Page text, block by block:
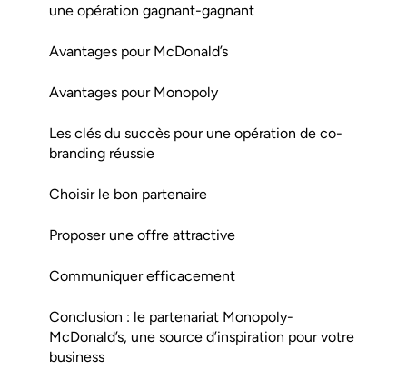
une opération gagnant-gagnant
Avantages pour McDonald’s
Avantages pour Monopoly
Les clés du succès pour une opération de co-
branding réussie
Choisir le bon partenaire
Proposer une offre attractive
Communiquer efficacement
Conclusion : le partenariat Monopoly-
McDonald’s, une source d’inspiration pour votre
business